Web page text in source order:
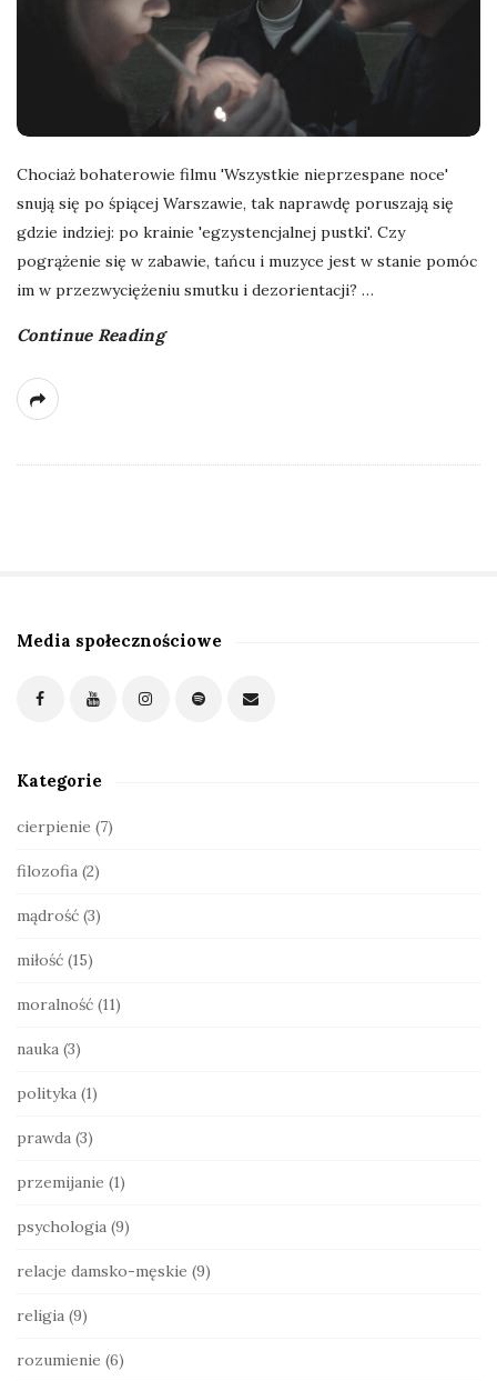
a
d
r
y
Chociaż bohaterowie filmu 'Wszystkie nieprzespane noce'
snują się po śpiącej Warszawie, tak naprawdę poruszają się
gdzie indziej: po krainie 'egzystencjalnej pustki'. Czy
pogrążenie się w zabawie, tańcu i muzyce jest w stanie pomóc
im w przezwyciężeniu smutku i dezorientacji? …
Continue Reading
S
d
a
Media społecznościowe
Kategorie
cierpienie (7)
filozofia (2)
mądrość (3)
miłość (15)
moralność (11)
nauka (3)
polityka (1)
prawda (3)
przemijanie (1)
psychologia (9)
relacje damsko-męskie (9)
religia (9)
rozumienie (6)